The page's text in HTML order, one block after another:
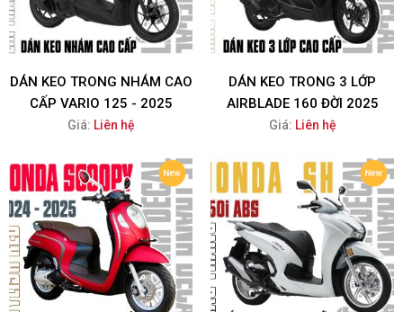
DÁN KEO TRONG NHÁM CAO
CẤP VARIO 125 - 2025
Giá: Liên hệ
DÁN KEO TRONG 3 LỚP
AIRBLADE 160 ĐỜI 2025
Giá: Liên hệ